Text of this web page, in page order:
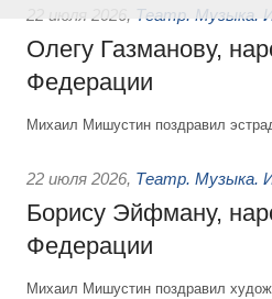
22 июля 2026, Театр. Музыка.
Олегу Газманову,
Федерации
Михаил Мишустин поздравил
22 июля 2026, Театр. Музыка.
Борису Эйфману,
Федерации
Михаил Мишустин поздравил